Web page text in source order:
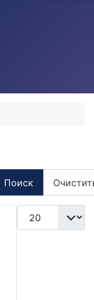
Поиск
Кол-во строк: